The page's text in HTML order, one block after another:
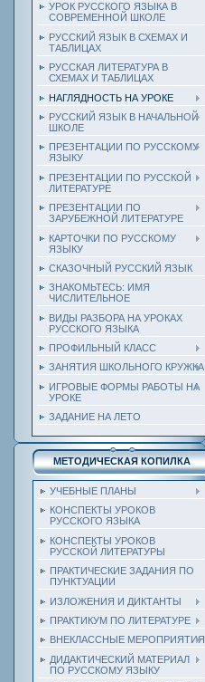
УРОК РУССКОГО ЯЗЫКА В
СОВРЕМЕННОЙ ШКОЛЕ
РУССКИЙ ЯЗЫК В СХЕМАХ И
ТАБЛИЦАХ
РУССКАЯ ЛИТЕРАТУРА В
СХЕМАХ И ТАБЛИЦАХ
НАГЛЯДНОСТЬ НА УРОКЕ
РУССКИЙ ЯЗЫК В НАЧАЛЬНОЙ
ШКОЛЕ
ПРЕЗЕНТАЦИИ ПО РУССКОМУ
ЯЗЫКУ
ПРЕЗЕНТАЦИИ ПО РУССКОЙ
ЛИТЕРАТУРЕ
ПРЕЗЕНТАЦИИ ПО
ЗАРУБЕЖНОЙ ЛИТЕРАТУРЕ
КАРТОЧКИ ПО РУССКОМУ
ЯЗЫКУ
СКАЗОЧНЫЙ РУССКИЙ ЯЗЫК
ЗНАКОМЬТЕСЬ: ИМЯ
ЧИСЛИТЕЛЬНОЕ
ВИДЫ РАЗБОРА НА УРОКАХ
РУССКОГО ЯЗЫКА
ПРОФИЛЬНЫЙ КЛАСС
ЗАНЯТИЯ ШКОЛЬНОГО КРУЖКА
ИГРОВЫЕ ФОРМЫ РАБОТЫ НА
УРОКЕ
ЗАДАНИЕ НА ЛЕТО
МЕТОДИЧЕСКАЯ КОПИЛКА
УЧЕБНЫЕ ПЛАНЫ
КОНСПЕКТЫ УРОКОВ
РУССКОГО ЯЗЫКА
КОНСПЕКТЫ УРОКОВ
РУССКОЙ ЛИТЕРАТУРЫ
ПРАКТИЧЕСКИЕ ЗАДАНИЯ ПО
ПУНКТУАЦИИ
ИЗЛОЖЕНИЯ И ДИКТАНТЫ
ПРАКТИКУМ ПО ЛИТЕРАТУРЕ
ВНЕКЛАССНЫЕ МЕРОПРИЯТИЯ
ДИДАКТИЧЕСКИЙ МАТЕРИАЛ
ПО РУССКОМУ ЯЗЫКУ